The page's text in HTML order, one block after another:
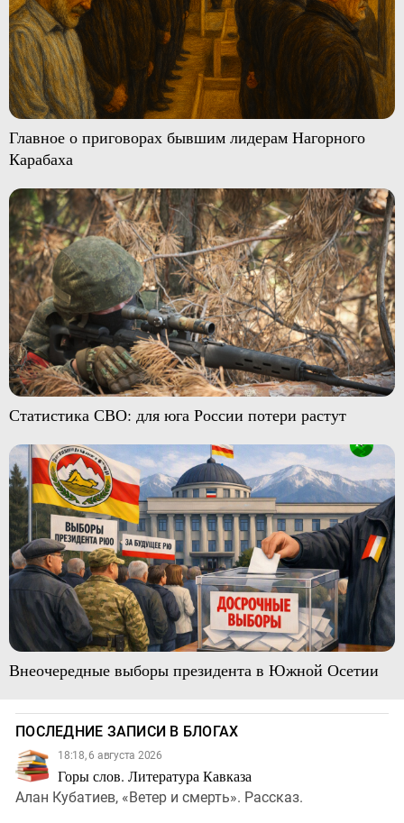
Главное о приговорах бывшим лидерам Нагорного
Карабаха
Статистика СВО: для юга России потери растут
Внеочередные выборы президента в Южной Осетии
ПОСЛЕДНИЕ ЗАПИСИ В БЛОГАХ
18:18, 6 августа 2026
Горы слов. Литература Кавказа
Алан Кубатиев, «Ветер и смерть». Рассказ.